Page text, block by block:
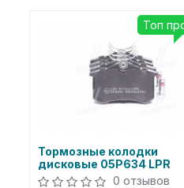
Тормозные колодки
дисковые 05P634 LPR
0 отзывов
Топ